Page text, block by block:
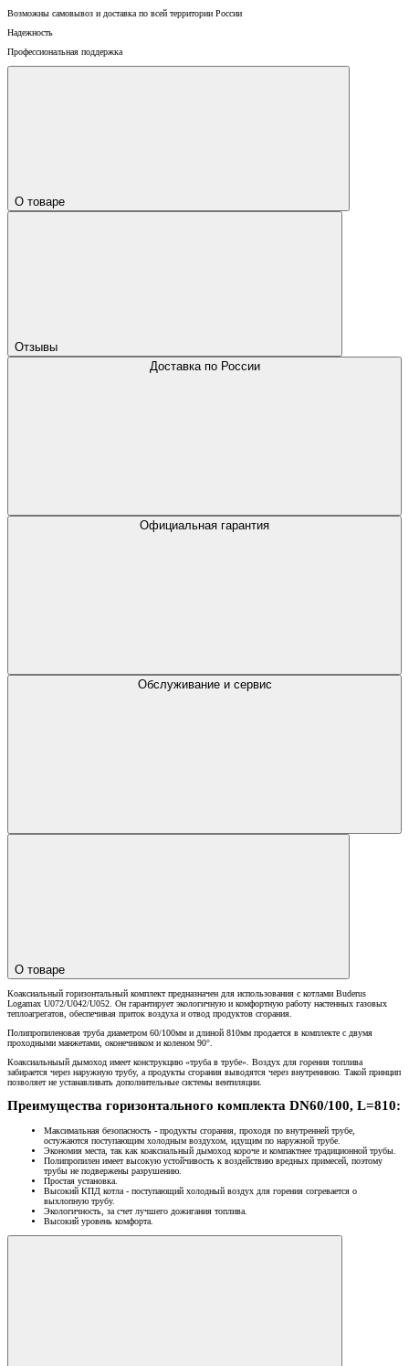
Возможны самовывоз и доставка по всей территории России
Надежность
Профессиональная поддержка
О товаре
Отзывы
Доставка по России
Официальная гарантия
Обслуживание и сервис
О товаре
Коаксиальный горизонтальный комплект предназначен для использования с котлами Buderus
Logamax U072/U042/U052. Он гарантирует экологичную и комфортную работу настенных газовых
теплоагрегатов, обеспечивая приток воздуха и отвод продуктов сгорания.
Полипропиленовая труба диаметром 60/100мм и длиной 810мм продается в комплекте с двумя
проходными манжетами, оконечником и коленом 90°.
Коаксиальныый дымоход имеет конструкцию «труба в трубе». Воздух для горения топлива
забирается через наружную трубу, а продукты сгорания выводятся через внутреннюю. Такой принцип
позволяет не устанавливать дополнительные системы вентиляции.
Преимущества горизонтального комплекта DN60/100, L=810:
Максимальная безопасность - продукты сгорания, проходя по внутренней трубе,
остужаются поступающим холодным воздухом, идущим по наружной трубе.
Экономия места, так как коаксиальный дымоход короче и компактнее традиционной трубы.
Полипропилен имеет высокую устойчивость к воздействию вредных примесей, поэтому
трубы не подвержены разрушению.
Простая установка.
Высокий КПД котла - поступающий холодный воздух для горения согревается о
выхлопную трубу.
Экологичность, за счет лучшего дожигания топлива.
Высокий уровень комфорта.